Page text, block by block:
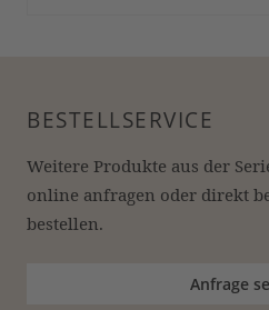
BESTELLSERVICE
Weitere Produkte aus der
online anfragen oder direkt
bestellen.
Anfrage